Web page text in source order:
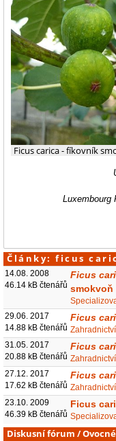
Ficus carica - fíkovník
Luxembourg
Články: ficus
14.08. 2008
46.14 kB čtenářů
Ficus
smokvoň
29.06. 2017
14.88 kB čtenářů
Ficus
31.05. 2017
20.88 kB čtenářů
Ficus
27.12. 2017
17.62 kB čtenářů
Ficus
23.10. 2009
46.39 kB čtenářů
Ficus
Diskusní fórum /